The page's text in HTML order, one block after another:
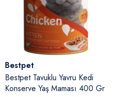
Satıcı:
Bestpet
Bestpet Tavuklu Yavru Kedi
Konserve Yaş Maması 400 Gr